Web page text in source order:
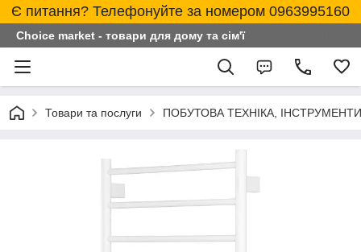
Є питання? Телефонуйте за номером 0963995160
Choice market - товари для дому та сім'ї
Товари та послуги ПОБУТОВА ТЕХНІКА,